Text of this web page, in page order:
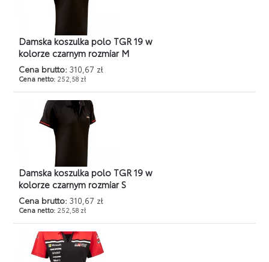
Damska koszulka polo TGR 19 w
kolorze czarnym rozmiar M
Cena brutto: 310,67 zł
Cena netto: 252,58 zł
Damska koszulka polo TGR 19 w
kolorze czarnym rozmiar S
Cena brutto: 310,67 zł
Cena netto: 252,58 zł